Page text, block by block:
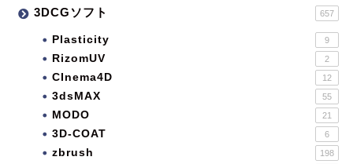
3DCGソフト 657
Plasticity 9
RizomUV 2
CInema4D 12
3dsMAX 55
MODO 21
3D-COAT 6
zbrush 198